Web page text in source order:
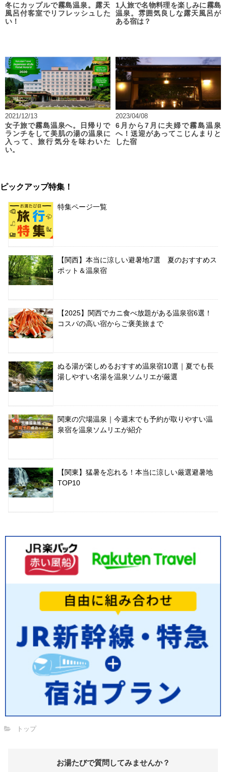
冬にカップルで霧島温泉。露天
風呂付客室でリフレッシュした
い！
1人旅で名物料理を楽しみに霧島
温泉。雰囲気良しな露天風呂が
ある宿は？
2021/12/13
女子旅で霧島温泉へ。日帰りで
ランチをして美肌の湯の温泉に
入って、旅行気分を味わいた
い。
2023/04/08
6月から7月に夫婦で霧島温泉
へ！送迎があってこじんまりと
した宿
ピックアップ特集！
特集ページ一覧
【関西】本当に涼しい避暑地7選 夏のおすすめス
ポット＆温泉宿
【2025】関西でカニ食べ放題がある温泉宿6選！
コスパの高い宿からご褒美旅まで
ぬる湯が楽しめるおすすめ温泉宿10選｜夏でも長
湯しやすい名湯を温泉ソムリエが厳選
関東の穴場温泉｜今週末でも予約が取りやすい温
泉宿を温泉ソムリエが紹介
【関東】猛暑を忘れる！本当に涼しい厳選避暑地
TOP10
トップ
お湯たびで質問してみませんか？